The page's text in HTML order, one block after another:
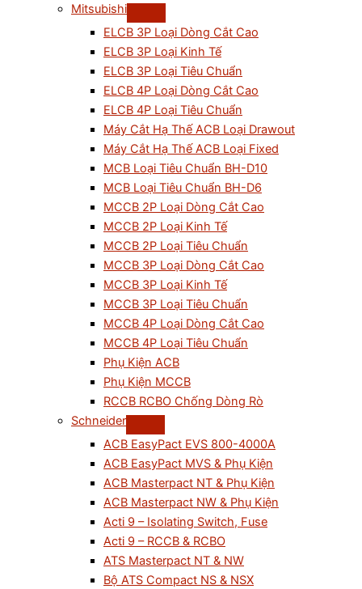
Mitsubishi
ELCB 3P Loại Dòng Cắt Cao
ELCB 3P Loại Kinh Tế
ELCB 3P Loại Tiêu Chuẩn
ELCB 4P Loại Dòng Cắt Cao
ELCB 4P Loại Tiêu Chuẩn
Máy Cắt Hạ Thế ACB Loại Drawout
Máy Cắt Hạ Thế ACB Loại Fixed
MCB Loại Tiêu Chuẩn BH-D10
MCB Loại Tiêu Chuẩn BH-D6
MCCB 2P Loại Dòng Cắt Cao
MCCB 2P Loại Kinh Tế
MCCB 2P Loại Tiêu Chuẩn
MCCB 3P Loại Dòng Cắt Cao
MCCB 3P Loại Kinh Tế
MCCB 3P Loại Tiêu Chuẩn
MCCB 4P Loại Dòng Cắt Cao
MCCB 4P Loại Tiêu Chuẩn
Phụ Kiện ACB
Phụ Kiện MCCB
RCCB RCBO Chống Dòng Rò
Schneider
ACB EasyPact EVS 800-4000A
ACB EasyPact MVS & Phụ Kiện
ACB Masterpact NT & Phụ Kiện
ACB Masterpact NW & Phụ Kiện
Acti 9 – Isolating Switch, Fuse
Acti 9 – RCCB & RCBO
ATS Masterpact NT & NW
Bộ ATS Compact NS & NSX